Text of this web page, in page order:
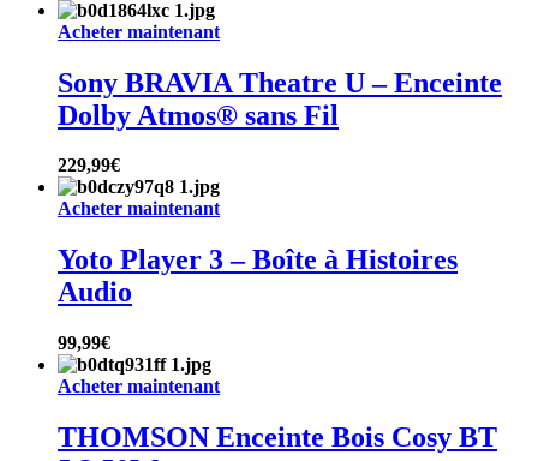
Acheter maintenant
Sony BRAVIA Theatre U – Enceinte
Dolby Atmos® sans Fil
229,99€
Acheter maintenant
Yoto Player 3 – Boîte à Histoires
Audio
99,99€
Acheter maintenant
THOMSON Enceinte Bois Cosy BT